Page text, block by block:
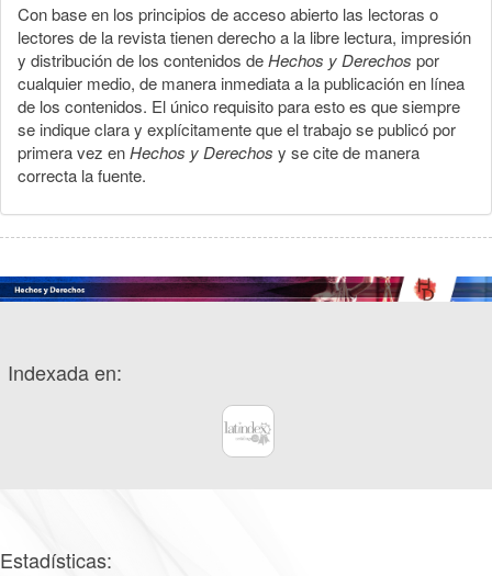
Con base en los principios de acceso abierto las lectoras o
lectores de la revista tienen derecho a la libre lectura, impresión
y distribución de los contenidos deHechos y Derechos por
cualquier medio, de manera inmediata a la publicación en línea
de los contenidos. El único requisito para esto es que siempre
se indique clara y explícitamente que el trabajo se publicó por
primera vez enHechos y Derechos y se cite de manera
correcta la fuente.
Indexada en:
Estadísticas: